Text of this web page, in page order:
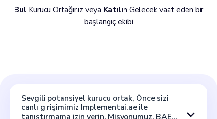
Bul Kurucu Ortağınız veya Katılın Gelecek vaat eden bir
başlangıç ekibi
Sevgili potansiyel kurucu ortak, Önce sizi
canlı girişimimiz Implementai.ae ile
tanıştırmama izin verin. Misyonumuz, BAE